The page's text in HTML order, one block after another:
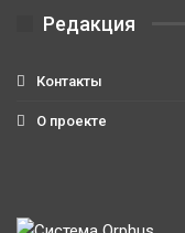
Редакция
Контакты
О проекте